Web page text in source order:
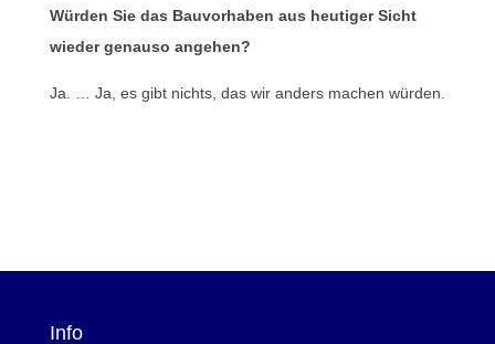
Würden Sie das Bauvorhaben aus heutiger Sicht
wieder genauso angehen?
Ja. … Ja, es gibt nichts, das wir anders machen würden.
Info